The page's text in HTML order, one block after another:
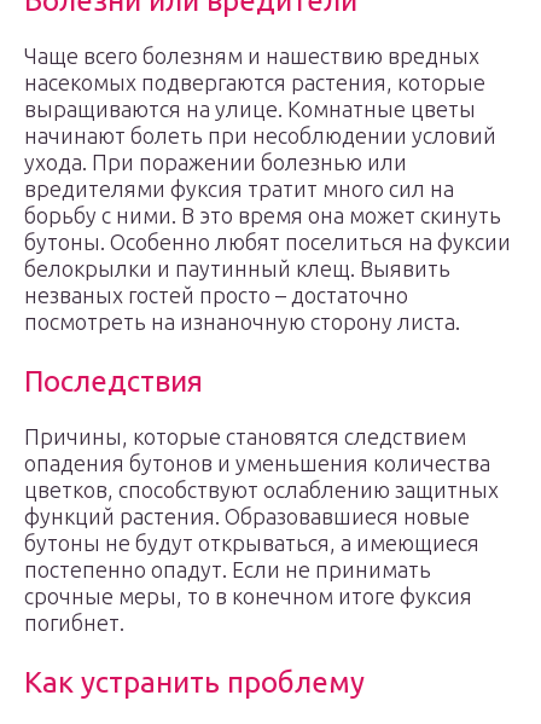
Чаще всего болезням и нашествию вредных
насекомых подвергаются растения, которые
выращиваются на улице. Комнатные цветы
начинают болеть при несоблюдении условий
ухода. При поражении болезнью или
вредителями фуксия тратит много сил на
борьбу с ними. В это время она может скинуть
бутоны. Особенно любят поселиться на фуксии
белокрылки и паутинный клещ. Выявить
незваных гостей просто – достаточно
посмотреть на изнаночную сторону листа.
Последствия
Причины, которые становятся следствием
опадения бутонов и уменьшения количества
цветков, способствуют ослаблению защитных
функций растения. Образовавшиеся новые
бутоны не будут открываться, а имеющиеся
постепенно опадут. Если не принимать
срочные меры, то в конечном итоге фуксия
погибнет.
Как устранить проблему